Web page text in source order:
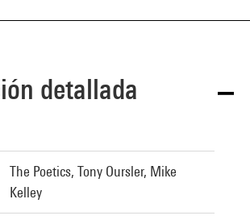
detallada
The Poetics, Tony Oursler, Mike
Kelley